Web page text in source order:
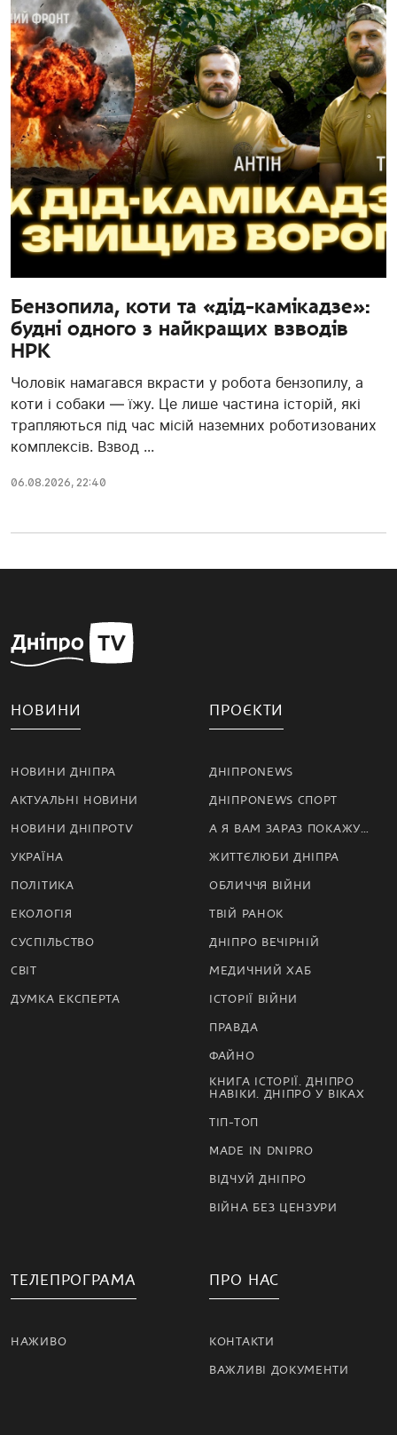
Бензопила, коти та «дід-камікадзе»:
будні одного з найкращих взводів
НРК
Чоловік намагався вкрасти у робота бензопилу, а
коти і собаки — їжу. Це лише частина історій, які
трапляються під час місій наземних роботизованих
комплексів. Взвод ...
06.08.2026, 22:40
НОВИНИ
НОВИНИ ДНІПРА
АКТУАЛЬНІ НОВИНИ
НОВИНИ ДНІПРОTV
УКРАЇНА
ПОЛІТИКА
ЕКОЛОГІЯ
СУСПІЛЬСТВО
СВІТ
ДУМКА ЕКСПЕРТА
ПРОЄКТИ
ДНІПРОNEWS
ДНІПРОNEWS СПОРТ
А Я ВАМ ЗАРАЗ ПОКАЖУ…
ЖИТТЄЛЮБИ ДНІПРА
ОБЛИЧЧЯ ВІЙНИ
ТВІЙ РАНОК
ДНІПРО ВЕЧІРНІЙ
МЕДИЧНИЙ ХАБ
ІСТОРІЇ ВІЙНИ
ПРАВДА
ФАЙНО
КНИГА ІСТОРІЇ. ДНІПРО
НАВІКИ. ДНІПРО У ВІКАХ
ТІП-ТОП
MADE IN DNIPRO
ВІДЧУЙ ДНІПРО
ВІЙНА БЕЗ ЦЕНЗУРИ
ТЕЛЕПРОГРАМА
НАЖИВО
ПРО НАС
КОНТАКТИ
ВАЖЛИВІ ДОКУМЕНТИ